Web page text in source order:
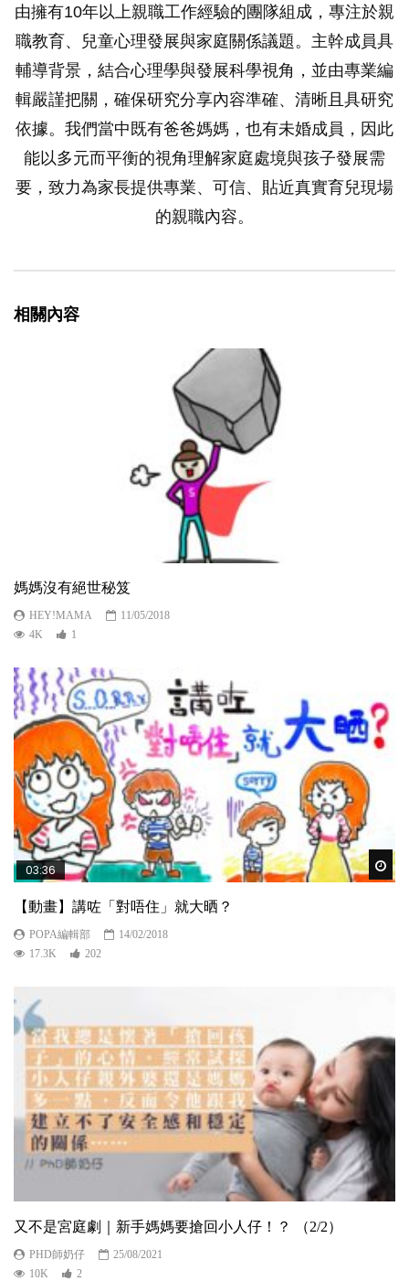
由擁有10年以上親職工作經驗的團隊組成，專注於親
職教育、兒童心理發展與家庭關係議題。主幹成員具
輔導背景，結合心理學與發展科學視角，並由專業編
輯嚴謹把關，確保研究分享內容準確、清晰且具研究
依據。我們當中既有爸爸媽媽，也有未婚成員，因此
能以多元而平衡的視角理解家庭處境與孩子發展需
要，致力為家長提供專業、可信、貼近真實育兒現場
的親職內容。
相關內容
媽媽沒有絕世秘笈
HEY!MAMA
11/05/2018
4K
1
03:36
【動畫】講咗「對唔住」就大晒？
POPA編輯部
14/02/2018
17.3K
202
又不是宮庭劇｜新手媽媽要搶回小人仔！？ （2/2）
PHD師奶仔
25/08/2021
10K
2